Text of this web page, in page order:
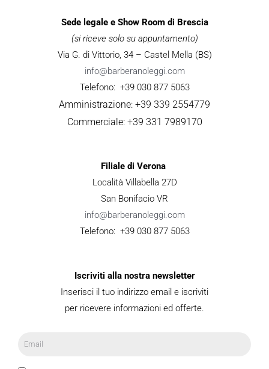
Sede legale e Show Room di Brescia
(si riceve solo su appuntamento)
Via G. di Vittorio, 34 – Castel Mella (BS)
info@barberanoleggi.com
Telefono: +39 030 877 5063
Amministrazione: +39 339 2554779
Commerciale: +39 331 7989170
Filiale di Verona
Località Villabella 27D
San Bonifacio VR
info@barberanoleggi.com
Telefono: +39 030 877 5063
Iscriviti alla nostra newsletter
Inserisci il tuo indirizzo email e iscriviti
per ricevere informazioni ed offerte.